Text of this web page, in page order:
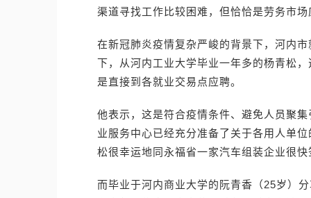
渠道寻找工作比较困难，但恰恰是劳务市
在新冠肺炎疫情复杂严峻的背景下，河内
下，从河内工业大学毕业一年多的杨青松
是直接到各就业交易点应聘。
他表示，这是符合疫情条件、避免人员聚
业服务中心已经充分准备了关于各用人单
松很幸运地同永福省一家汽车组装企业很
而毕业于河内商业大学的阮青香（25岁）